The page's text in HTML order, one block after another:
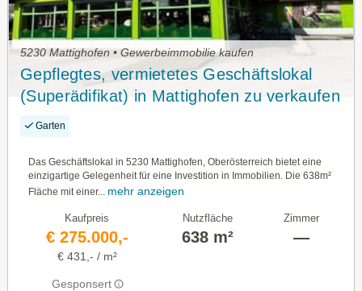
5230 Mattighofen • Gewerbeimmobilie kaufen
Gepflegtes, vermietetes Geschäftslokal
(Superädifikat) in Mattighofen zu verkaufen
(Rendite 7,75%)
Garten
Das Geschäftslokal in 5230 Mattighofen, Oberösterreich bietet eine
einzigartige Gelegenheit für eine Investition in Immobilien. Die 638m²
Fläche mit einer...
mehr anzeigen
Kaufpreis
€ 275.000,-
€ 431,- / m²
Gesponsert
Nutzfläche
638 m²
Zimmer
—